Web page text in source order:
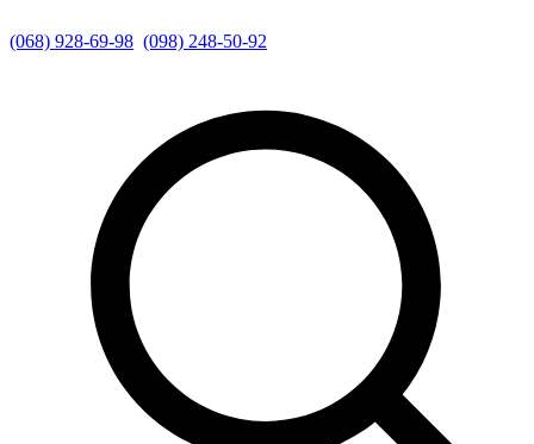
(068) 928-69-98 (098) 248-50-92